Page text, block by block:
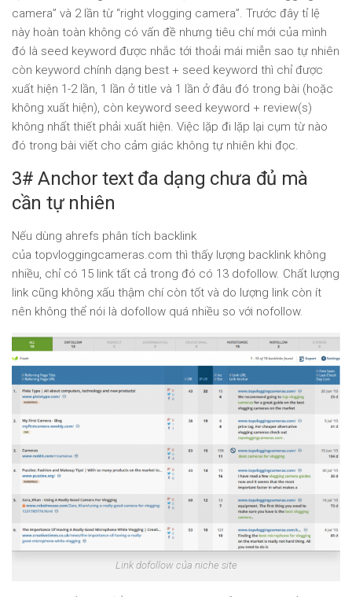
camera” và 2 lần từ “right vlogging camera”. Trước đây tỉ lệ
này hoàn toàn không có vấn đề nhưng tiêu chí mới của mình
đó là seed keyword được nhắc tới thoải mái miễn sao tự nhiên
còn keyword chính dạng best + seed keyword thì chỉ được
xuất hiện 1-2 lần, 1 lần ở title và 1 lần ở đâu đó trong bài (hoặc
không xuất hiện), còn keyword seed keyword + review(s)
không nhất thiết phải xuất hiện. Việc lặp đi lặp lại cụm từ nào
đó trong bài viết cho cảm giác không tự nhiên khi đọc.
3# Anchor text đa dạng chưa đủ mà
cần tự nhiên
Nếu dùng ahrefs phân tích backlink
của topvloggingcameras.com thì thấy lượng backlink không
nhiều, chỉ có 15 link tất cả trong đó có 13 dofollow. Chất lượng
link cũng không xấu thậm chí còn tốt và do lượng link còn ít
nên không thể nói là dofollow quá nhiều so với nofollow.
Link dofollow của niche site